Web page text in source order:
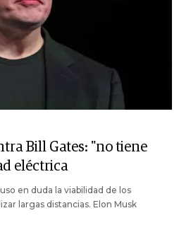
Bill Gates: "no tiene
eléctrica
en duda la viabilidad de los
largas distancias. Elon Musk